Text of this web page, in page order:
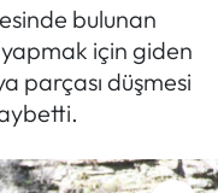
bulunan
için giden
parçası düşmesi